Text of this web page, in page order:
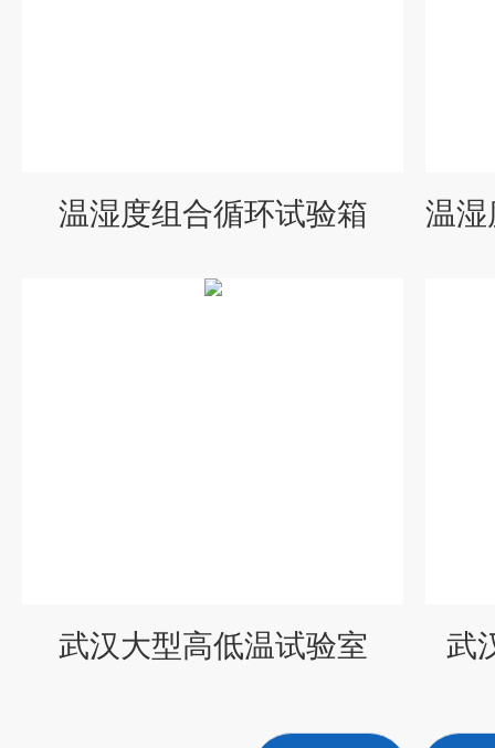
温湿度组合循环试验箱
武汉大型高低温试验室 武